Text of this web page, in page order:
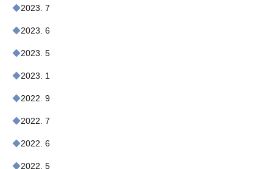
2023. 7
2023. 6
2023. 5
2023. 1
2022. 9
2022. 7
2022. 6
2022. 5